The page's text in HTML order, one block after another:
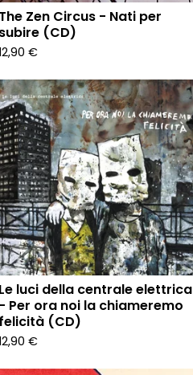
The Zen Circus - Nati per
subire (CD)
€
Le luci della centrale elettrica
- Per ora noi la chiameremo
felicità (CD)
€